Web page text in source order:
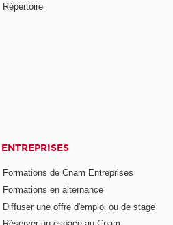
Répertoire
ENTREPRISES
Formations de Cnam Entreprises
Formations en alternance
Diffuser une offre d'emploi ou de stage